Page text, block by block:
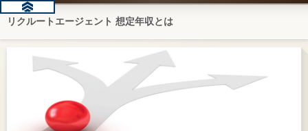
リクルートエージェント 想定年収とは